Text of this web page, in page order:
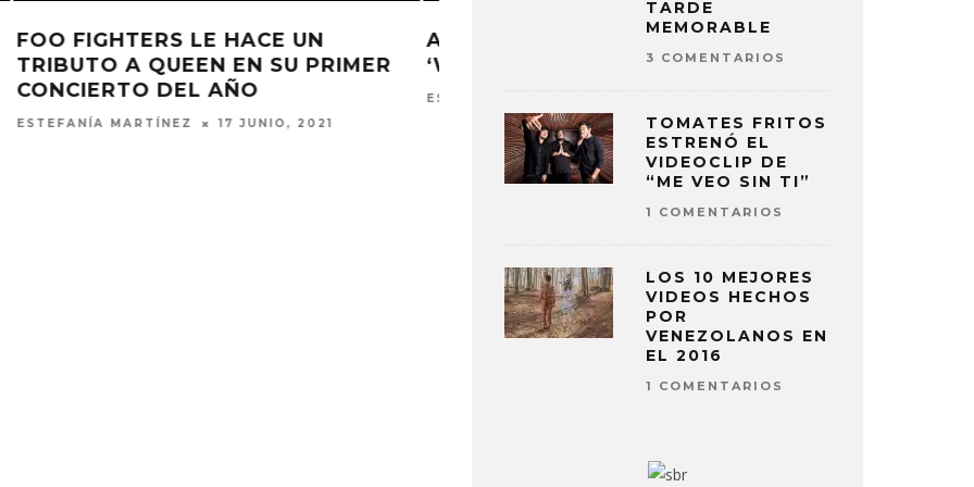
AC/DC LANZA EL VIDEO DE
‘WITCH’S SPELL’
ESTEFANÍA MARTÍNEZ 10 JUNIO, 2021
TARDE
MEMORABLE
3 COMENTARIOS
TOMATES FRITOS
ESTRENÓ EL
VIDEOCLIP DE
“ME VEO SIN TI”
1 COMENTARIOS
LOS 10 MEJORES
VIDEOS HECHOS
POR
VENEZOLANOS EN
EL 2016
1 COMENTARIOS